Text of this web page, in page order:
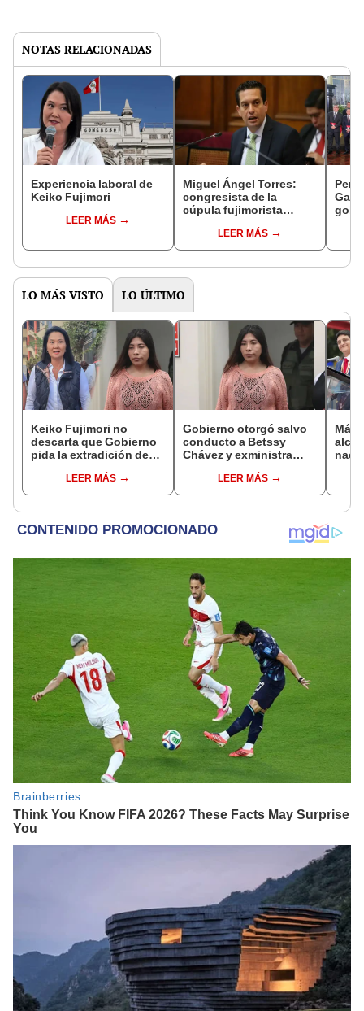
NOTAS RELACIONADAS
Experiencia laboral de
Keiko Fujimori
LEER MÁS
Miguel Ángel Torres:
congresista de la
cúpula fujimorista
del SenadoLEER MÁS
LO MÁS VISTO LO ÚLTIMO
Keiko Fujimori no
descarta que Gobierno
pida la extradición de
dentro de nuestras
facultades"
LEER MÁS
Gobierno otorgó salvo
conducto a Betssy
Chávez y exministra
madrugadaLEER MÁS
Más